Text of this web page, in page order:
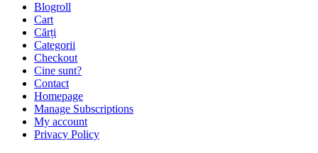
Blogroll
Cart
Cărți
Categorii
Checkout
Cine sunt?
Contact
Homepage
Manage Subscriptions
My account
Privacy Policy